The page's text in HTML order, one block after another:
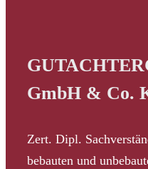
GmbH & Co.
Zert. Dipl.
bebauten und